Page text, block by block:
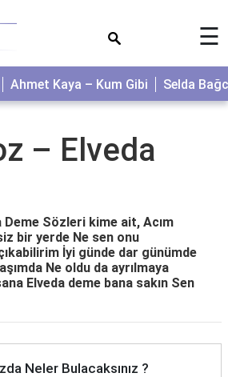
☰
Ahmet Kaya – Kum Gibi Selda
– Elveda
Sözleri kime ait, Acım
bir yerde Ne sen onu
İyi günde dar günümde
Ne oldu da ayrılmaya
Elveda deme bana sakın Sen
Neler Bulacaksınız ?